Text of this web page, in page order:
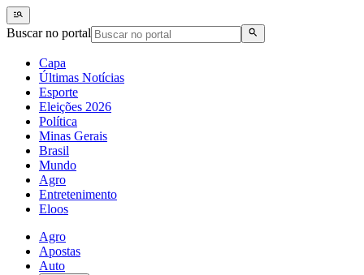
Buscar no portal
Capa
Últimas Notícias
Esporte
Eleições 2026
Política
Minas Gerais
Brasil
Mundo
Agro
Entretenimento
Eloos
Agro
Apostas
Auto